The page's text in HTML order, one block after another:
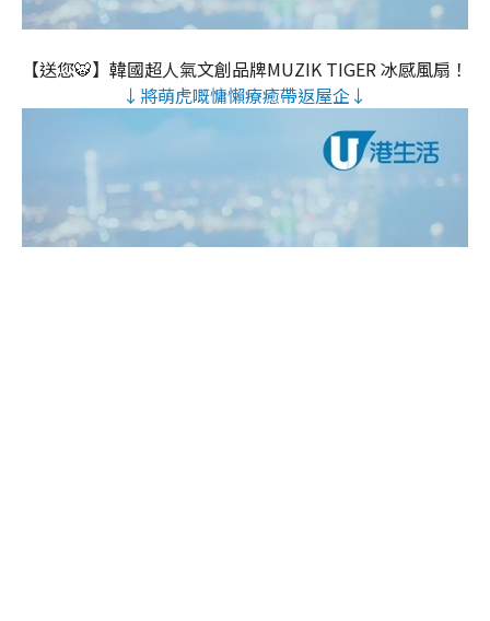
【送您🐯】韓國超人氣文創品牌MUZIK TIGER 冰感風扇！
↓將萌虎嘅慵懶療癒帶返屋企↓